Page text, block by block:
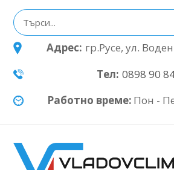
Адрес: гр.Русе, ул.
Тел: 0898 90
Работно време: Пон -